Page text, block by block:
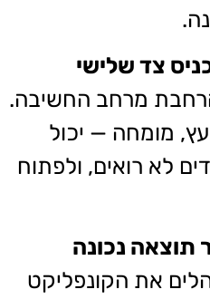
צד שלישי
מרחב החשיבה.
מומחה — יכול
לא רואים, ולפתוח
תוצאה נכונה
את הקונפליקט